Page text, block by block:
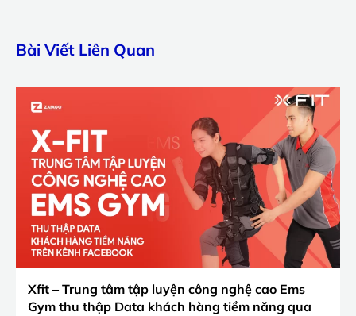
Bài Viết Liên Quan
Xfit – Trung tâm tập luyện công nghệ cao Ems
Gym thu thập Data khách hàng tiềm năng qua